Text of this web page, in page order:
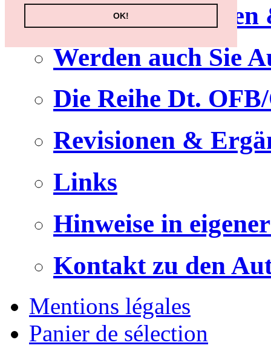
OK!
Werden auch Sie
Die Reihe Dt.
Revisionen &
Links
Hinweise in
Kontakt zu den
Mentions légales
Panier de sélection